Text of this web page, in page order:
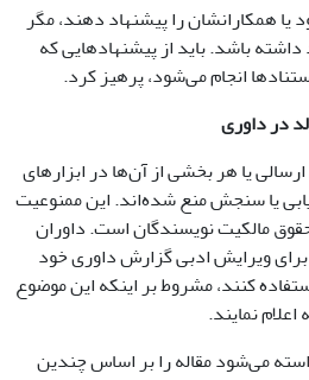
یا همکارانشان را پیشنهاد دهند، مگر
باشد. باید از پیشنهادهایی که
انجام می‌شود، پرهیز کرد.
در داوری
یا هر بخشی از آن‌ها در ابزارهای
یا سنجش منع شده‌اند. این ممنوعیت
مالکیت نویسندگان است. داوران
ویرایش ادبی گزارش داوری خود
کنند، مشروط بر اینکه این موضوع
نمایند.
می‌شود مقاله را بر اساس چندین